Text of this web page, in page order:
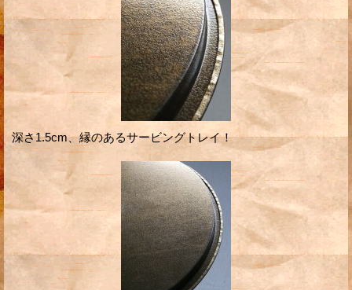
深さ1.5cm、縁のあるサービングトレイ！